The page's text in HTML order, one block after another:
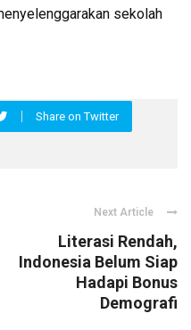
sekolah
Share on Twitter
Next Article
Literasi Rendah,
Indonesia Belum Siap
Hadapi Bonus
Demografi